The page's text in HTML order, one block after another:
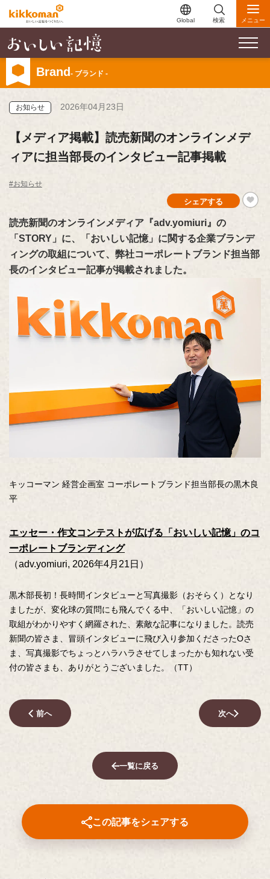
Global 検索 メニュー
Brand - ブランド -
お知らせ 2026年04月23日
【メディア掲載】読売新聞のオンラインメデ
ィアに担当部長のインタビュー記事掲載
#お知らせ
シェアする
読売新聞のオンラインメディア『adv.yomiuri』の
「STORY」に、「おいしい記憶」に関する企業ブランデ
ィングの取組について、弊社コーポレートブランド担当部
長のインタビュー記事が掲載されました。
キッコーマン 経営企画室 コーポレートブランド担当部長の黒木良
平
エッセー・作文コンテストが広げる「おいしい記憶」のコ
ーポレートブランディング
（adv.yomiuri, 2026年4月21日）
黒木部長初！長時間インタビューと写真撮影（おそらく）となり
ましたが、変化球の質問にも飛んでくる中、「おいしい記憶」の
取組がわかりやすく網羅された、素敵な記事になりました。読売
新聞の皆さま、冒頭インタビューに飛び入り参加くださったOさ
ま、写真撮影でちょっとハラハラさせてしまったかも知れない受
付の皆さまも、ありがとうございました。（TT）
前へ 次へ
一覧に戻る
この記事をシェアする